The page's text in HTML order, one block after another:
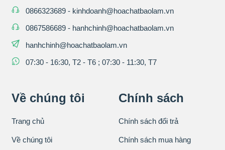
0866323689- kinhdoanh@hoachatbaolam.vn
0867586689- hanhchinh@hoachatbaolam.vn
hanhchinh@hoachatbaolam.vn
07:30 - 16:30, T2 - T6 ; 07:30 - 11:30, T7
Về chúng tôi
Trang chủ
Về chúng tôi
Chính sách
Chính sách đổi trả
Chính sách mua hàng